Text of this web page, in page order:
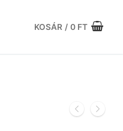
KOSÁR / 0 FT